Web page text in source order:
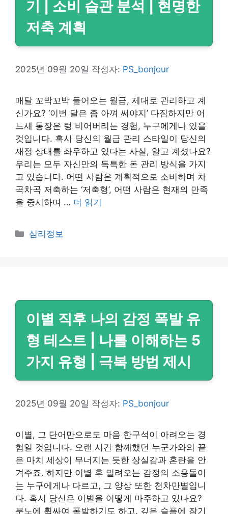
기 | 소비 습관 분석 | 현명한
저축 계획
2025년 09월 20일 작성자: PS_bonjour
매달 꼬박꼬박 들어오는 월급, 제대로 관리하고 계
신가요? ‘이번 달은 좀 아껴 써야지’ 다짐하지만 어
느새 통장은 텅 비어버리는 경험, 누구에게나 있을
것입니다. 혹시 당신의 월급 관리 스타일이 당신의
재정 상태를 좌우하고 있다는 사실, 알고 계셨나요?
우리는 모두 자신만의 독특한 돈 관리 방식을 가지
고 있습니다. 어떤 사람은 계획적으로 소비하며 차
곡차곡 저축하는 ‘저축형’, 어떤 사람은 현재의 만족
을 중시하며 … 더 읽기
카
심리정보
이별 직후 나의 감정 폭발 유
형 테스트 | 나를 이해하는 5
가지 유형 | 극복 방법 제시
2025년 09월 20일 작성자: PS_bonjour
이별, 그 단어만으로도 마음 한구석이 아려오는 경
험일 것입니다. 오랜 시간 함께했던 누군가와의 끝
은 마치 세상이 무너지는 듯한 상실감과 혼란을 안
겨주죠. 하지만 이별 후 밀려오는 감정의 소용돌이
는 누구에게나 다르고, 그 양상 또한 천차만별입니
다. 혹시 당신은 이별을 어떻게 마주하고 있나요?
분노에 휩싸여 폭발하기도 하고, 깊은 슬픔에 잠기